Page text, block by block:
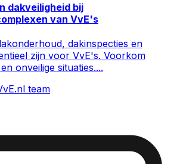
dakveiligheid bij
van VvE's
dakinspecties en
zijn voor VvE's. Voorkom
onveilige situaties....
team